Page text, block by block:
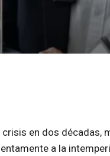
en dos décadas,
a la